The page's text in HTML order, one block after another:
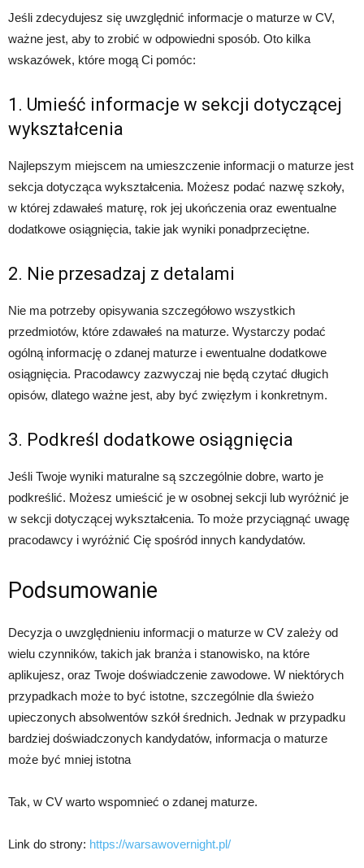
Jeśli zdecydujesz się uwzględnić informacje o maturze w CV,
ważne jest, aby to zrobić w odpowiedni sposób. Oto kilka
wskazówek, które mogą Ci pomóc:
1. Umieść informacje w sekcji dotyczącej
wykształcenia
Najlepszym miejscem na umieszczenie informacji o maturze jest
sekcja dotycząca wykształcenia. Możesz podać nazwę szkoły,
w której zdawałeś maturę, rok jej ukończenia oraz ewentualne
dodatkowe osiągnięcia, takie jak wyniki ponadprzeciętne.
2. Nie przesadzaj z detalami
Nie ma potrzeby opisywania szczegółowo wszystkich
przedmiotów, które zdawałeś na maturze. Wystarczy podać
ogólną informację o zdanej maturze i ewentualne dodatkowe
osiągnięcia. Pracodawcy zazwyczaj nie będą czytać długich
opisów, dlatego ważne jest, aby być zwięzłym i konkretnym.
3. Podkreśl dodatkowe osiągnięcia
Jeśli Twoje wyniki maturalne są szczególnie dobre, warto je
podkreślić. Możesz umieścić je w osobnej sekcji lub wyróżnić je
w sekcji dotyczącej wykształcenia. To może przyciągnąć uwagę
pracodawcy i wyróżnić Cię spośród innych kandydatów.
Podsumowanie
Decyzja o uwzględnieniu informacji o maturze w CV zależy od
wielu czynników, takich jak branża i stanowisko, na które
aplikujesz, oraz Twoje doświadczenie zawodowe. W niektórych
przypadkach może to być istotne, szczególnie dla świeżo
upieczonych absolwentów szkół średnich. Jednak w przypadku
bardziej doświadczonych kandydatów, informacja o maturze
może być mniej istotna
Tak, w CV warto wspomnieć o zdanej maturze.
Link do strony: https://warsawovernight.pl/